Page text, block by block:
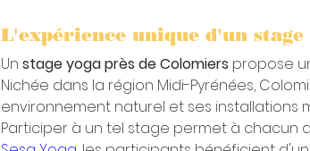
L'expérience unique d'un
Un stage yoga près de Colomiers propose
Nichée dans la région Midi-Pyrénées,
environnement naturel et ses
Participer à un tel stage permet à chacun